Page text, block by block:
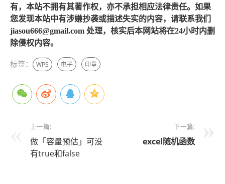
有，本站不拥有其著作权，亦不承担相应法律责任。如果
您发现本站中有涉嫌抄袭或描述失实的内容，请联系我们
jiasou666@gmail.com 处理，核实后本网站将在24小时内删
除侵权内容。
标签： WPS 电子 印章
上一篇:
做「容量预估」可没
有true和false
下一篇:
excel随机函数